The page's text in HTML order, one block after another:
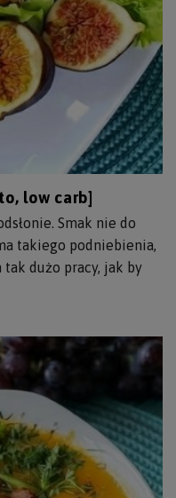
low carb]
Smak nie do
takiego podniebienia,
tak dużo pracy, jak by